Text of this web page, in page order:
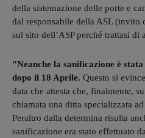
della sistemazione delle porte e
dal responsabile della ASL (invito
sul sito dell’ASP perché trattasi di
"Neanche la sanificazione è
dopo il 18 Aprile. Questo si
data che attesta che, finalmente,
chiamata una ditta specializzata
Peraltro dalla determina risulta
sanificazione era stato effettuato